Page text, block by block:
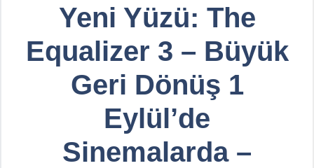
Yeni Yüzü: The
Equalizer 3 – Büyük
Geri Dönüş 1
Eylül’de
Sinemalarda –